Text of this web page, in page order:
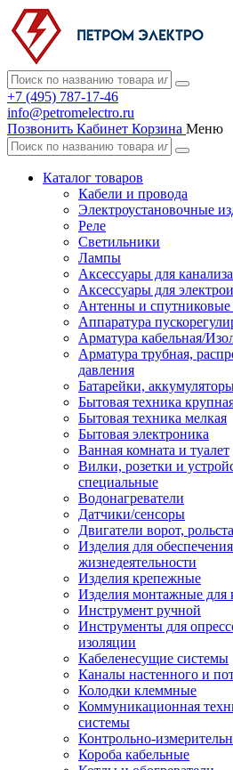
+7 (495) 787-17-46
info@petromelectro.ru
Позвонить Кабинет Корзина Меню
Каталог товаров
Кабели и провода
Электроустановочные
Реле
Светильники
Лампы
Аксессуары для
Аксессуары для
Антенны и спутниковые
Аппаратура
Арматура кабельная/
Арматура трубная,
давления
Батарейки,
Бытовая техника
Бытовая техника мелкая
Бытовая электроника
Ванная комната и туалет
Вилки, розетки и
специальные
Водонагреватели
Датчики/сенсоры
Двигатели ворот,
Изделия для
жизнедеятельности
Изделия крепежные
Изделия монтажные для
Инструмент ручной
Инструменты для
изоляции
Кабеленесущие системы
Каналы настенного и
Колодки клеммные
Коммуникационная
системы
Контрольно-
Короба кабельные